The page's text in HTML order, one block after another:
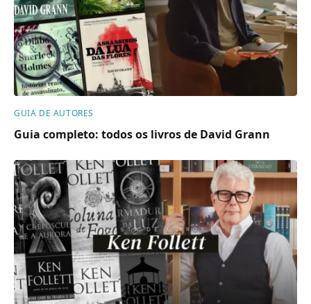
GUIA DE AUTORES
Guia completo: todos os livros de David Grann